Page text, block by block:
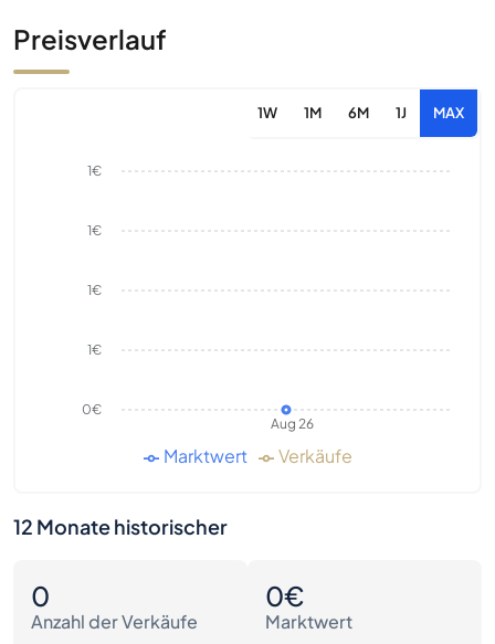
Preisverlauf
1W 1M 6M 1J MAX
Aug 26
0€
1€
1€
1€
1€
Marktwert Verkäufe
12 Monate historischer
0
Anzahl der Verkäufe
0€
Marktwert